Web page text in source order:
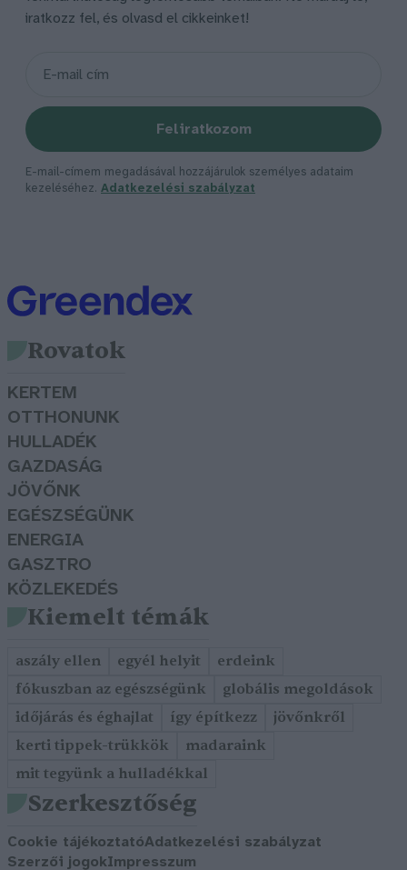
iratkozz fel, és olvasd el cikkeinket!
Feliratkozom
E-mail-címem megadásával hozzájárulok személyes adataim
kezeléséhez. Adatkezelési szabályzat
Rovatok
KERTEM
OTTHONUNK
HULLADÉK
GAZDASÁG
JÖVŐNK
EGÉSZSÉGÜNK
ENERGIA
GASZTRO
KÖZLEKEDÉS
Kiemelt témák
aszály ellen egyél helyit
erdeink
fókuszban az egészségünk
globális megoldások
időjárás és éghajlat
így építkezz
jövőnkről
kerti tippek-trükkök
madaraink
mit tegyünk a hulladékkal
Szerkesztőség
Cookie tájékoztatóAdatkezelési szabályzat
Szerzői jogokImpresszum